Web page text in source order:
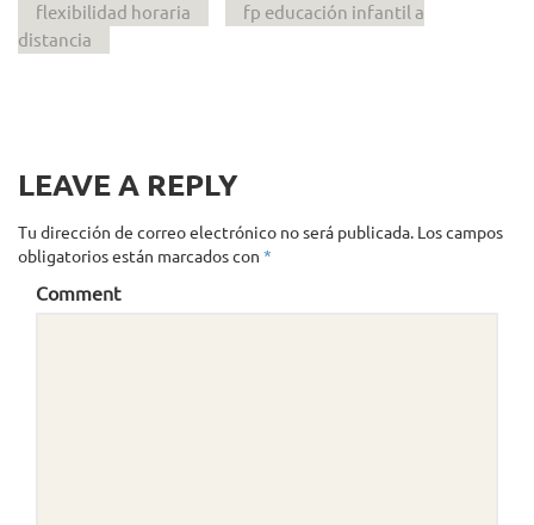
flexibilidad horaria
fp educación infantil a
distancia
LEAVE A REPLY
Tu dirección de correo electrónico no será publicada. Los campos
obligatorios están marcados con *
Comment